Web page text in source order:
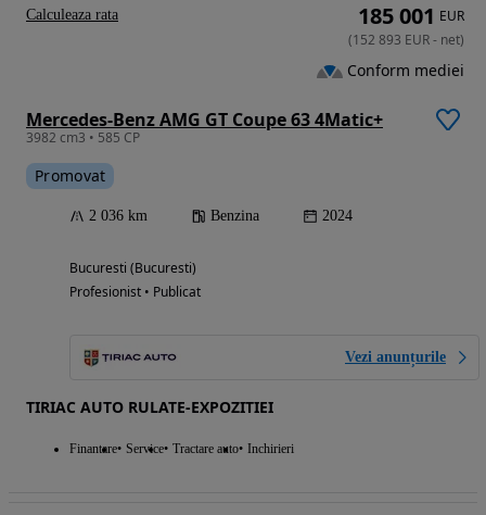
Mercedes-Benz AMG GT Coupe 63 4Matic+
3982 cm3 • 585 CP
Promovat
2 036 km Benzina 2024
Bucuresti (Bucuresti)
Profesionist • Publicat
Vezi anunțurile
TIRIAC AUTO RULATE-EXPOZITIEI
Finantare Service Tractare auto Inchirieri
185 001 EUR
(152 893 EUR- net)
Conform mediei
Calculeaza rata